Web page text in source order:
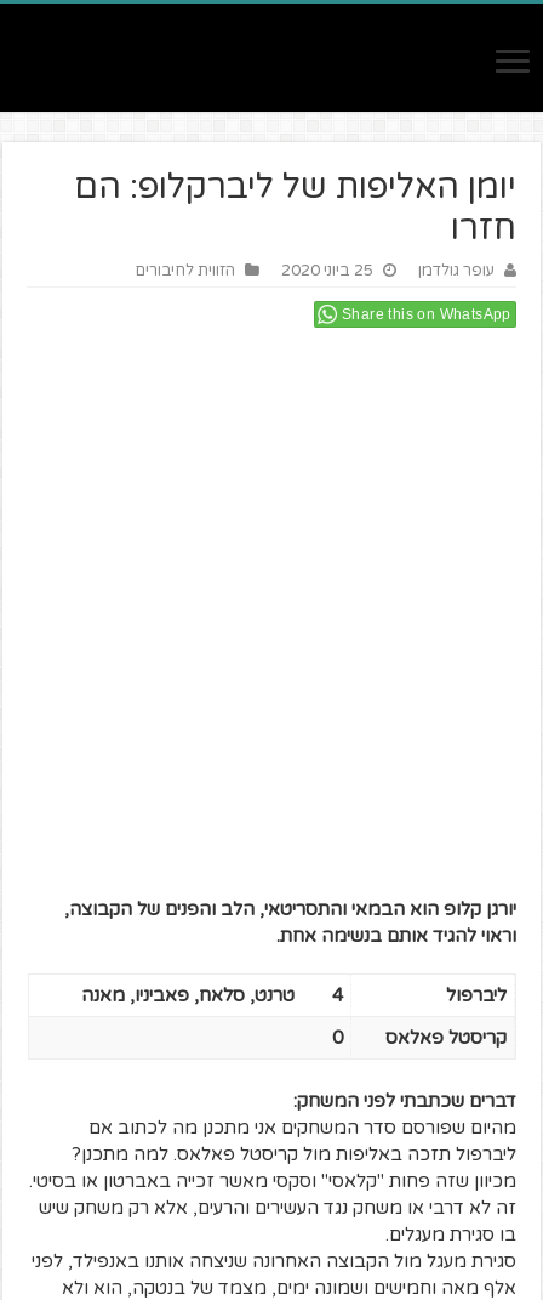
יומן האליפות של ליברקלופ: הם
חזרו
עופר גולדמן 25 ביוני 2020 הזווית לחיבורים
Share this on WhatsApp
יורגן קלופ הוא הבמאי והתסריטאי, הלב והפנים של הקבוצה,
וראוי להגיד אותם בנשימה אחת.
ליברפול 4
טרנט, סלאח, פאביניו, מאנה
קריסטל פאלאס
0
דברים שכתבתי לפני המשחק:
מהיום שפורסם סדר המשחקים אני מתכנן מה לכתוב אם
ליברפול תזכה באליפות מול קריסטל פאלאס. למה מתכנן?
מכיוון שזה פחות "קלאסי" וסקסי מאשר זכייה באברטון או בסיטי.
זה לא דרבי או משחק נגד העשירים והרעים, אלא רק משחק שיש
בו סגירת מעגלים.
סגירת מעגל מול הקבוצה האחרונה שניצחה אותנו באנפילד, לפני
אלף מאה וחמישים ושמונה ימים, מצמד של בנטקה, הוא ולא